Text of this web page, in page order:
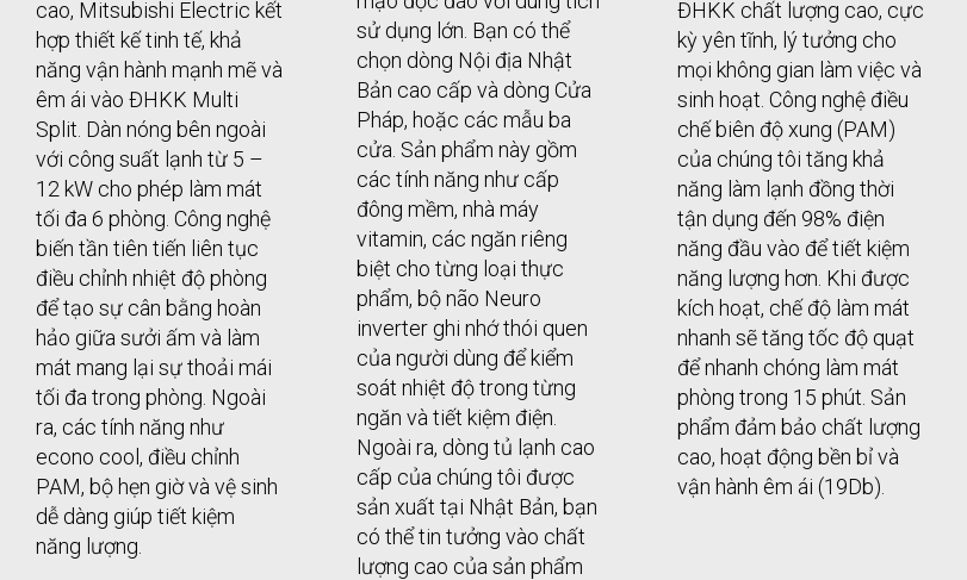
cao, Mitsubishi Electric kết
hợp thiết kế tinh tế, khả
năng vận hành mạnh mẽ và
êm ái vào ĐHKK Multi
Split. Dàn nóng bên ngoài
với công suất lạnh từ 5 –
12 kW cho phép làm mát
tối đa 6 phòng. Công nghệ
biến tần tiên tiến liên tục
điều chỉnh nhiệt độ phòng
để tạo sự cân bằng hoàn
hảo giữa sưởi ấm và làm
mát mang lại sự thoải mái
tối đa trong phòng. Ngoài
ra, các tính năng như
econo cool, điều chỉnh
PAM, bộ hẹn giờ và vệ sinh
dễ dàng giúp tiết kiệm
năng lượng.
sử dụng lớn. Bạn có thể
chọn dòng Nội địa Nhật
Bản cao cấp và dòng Cửa
Pháp, hoặc các mẫu ba
cửa. Sản phẩm này gồm
các tính năng như cấp
đông mềm, nhà máy
vitamin, các ngăn riêng
biệt cho từng loại thực
phẩm, bộ não Neuro
inverter ghi nhớ thói quen
của người dùng để kiểm
soát nhiệt độ trong từng
ngăn và tiết kiệm điện.
Ngoài ra, dòng tủ lạnh cao
cấp của chúng tôi được
sản xuất tại Nhật Bản, bạn
có thể tin tưởng vào chất
lượng cao của sản phẩm
ĐHKK chất lượng cao, cực
kỳ yên tĩnh, lý tưởng cho
mọi không gian làm việc và
sinh hoạt. Công nghệ điều
chế biên độ xung (PAM)
của chúng tôi tăng khả
năng làm lạnh đồng thời
tận dụng đến 98% điện
năng đầu vào để tiết kiệm
năng lượng hơn. Khi được
kích hoạt, chế độ làm mát
nhanh sẽ tăng tốc độ quạt
để nhanh chóng làm mát
phòng trong 15 phút. Sản
phẩm đảm bảo chất lượng
cao, hoạt động bền bỉ và
vận hành êm ái (19Db).